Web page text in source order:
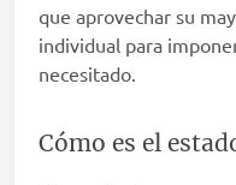
que aprovechar su
individual para
necesitado.
Cómo es el